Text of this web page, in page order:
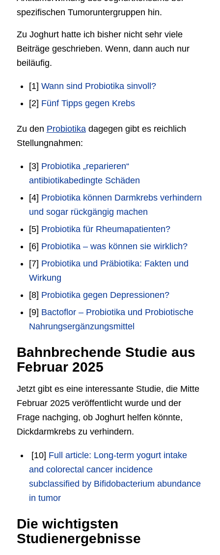
spezifischen Tumoruntergruppen hin.
Zu Joghurt hatte ich bisher nicht sehr viele
Beiträge geschrieben. Wenn, dann auch nur
beiläufig.
[1] Wann sind Probiotika sinvoll?
[2] Fünf Tipps gegen Krebs
Zu den Probiotikadagegen gibt es reichlich
Stellungnahmen:
[3] Probiotika „reparieren“
antibiotikabedingte Schäden
[4] Probiotika können Darmkrebs verhindern
und sogar rückgängig machen
[5] Probiotika für Rheumapatienten?
[6] Probiotika – was können sie wirklich?
[7] Probiotika und Präbiotika: Fakten und
Wirkung
[8] Probiotika gegen Depressionen?
[9] Bactoflor – Probiotika und Probiotische
Nahrungsergänzungsmittel
Bahnbrechende Studie aus
Februar 2025
Jetzt gibt es eine interessante Studie, die Mitte
Februar 2025 veröffentlicht wurde und der
Frage nachging, ob Joghurt helfen könnte,
Dickdarmkrebs zu verhindern.
[10] Full article: Long-term yogurt intake
and colorectal cancer incidence
subclassified by Bifidobacterium abundance
in tumor
Die wichtigsten
Studienergebnisse